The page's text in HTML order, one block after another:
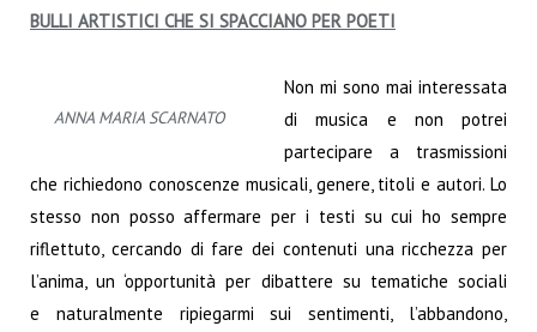
BULLI ARTISTICI CHE SI SPACCIANO PER POETI
ANNA MARIA SCARNATO
Non mi sono mai interessata
di musica e non potrei
partecipare a trasmissioni
che richiedono conoscenze musicali, genere, titoli e autori. Lo
stesso non posso affermare per i testi su cui ho sempre
riflettuto, cercando di fare dei contenuti una ricchezza per
l’anima, un ‘opportunità per dibattere su tematiche sociali
e naturalmente ripiegarmi sui sentimenti, l’abbandono,